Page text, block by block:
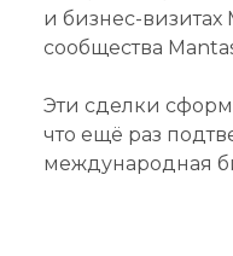
и бизнес-визитах
сообщества
Эти сделки
что ещё раз
международная